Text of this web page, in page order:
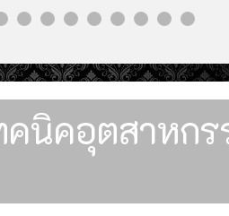
คนิคอุตสาหก